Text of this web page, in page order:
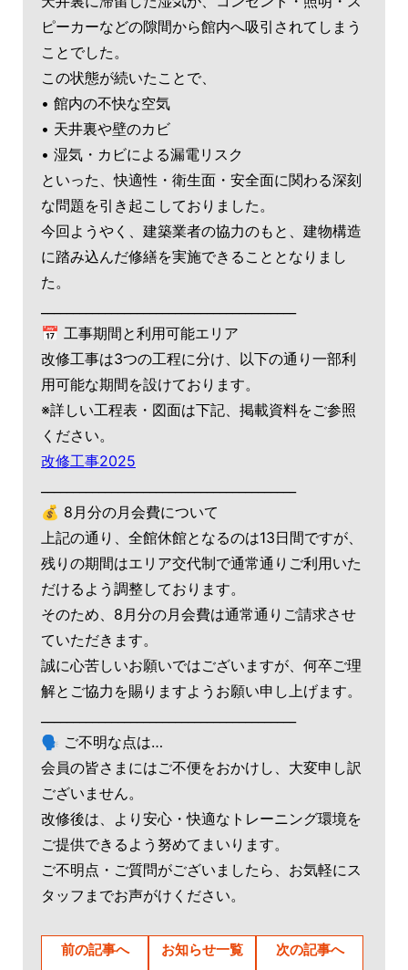
ピーカーなどの隙間から館内へ吸引されてしまう
ことでした。
この状態が続いたことで、
• 館内の不快な空気
• 天井裏や壁のカビ
• 湿気・カビによる漏電リスク
といった、快適性・衛生面・安全面に関わる深刻
な問題を引き起こしておりました。
今回ようやく、建築業者の協力のもと、建物構造
に踏み込んだ修繕を実施できることとなりまし
た。
📅 工事期間と利用可能エリア
改修工事は3つの工程に分け、以下の通り一部利
用可能な期間を設けております。
※詳しい工程表・図面は下記、掲載資料をご参照
ください。
改修工事2025
💰 8月分の月会費について
上記の通り、全館休館となるのは13日間ですが、
残りの期間はエリア交代制で通常通りご利用いた
だけるよう調整しております。
そのため、8月分の月会費は通常通りご請求させ
ていただきます。
誠に心苦しいお願いではございますが、何卒ご理
解とご協力を賜りますようお願い申し上げます。
🗣 ご不明な点は…
会員の皆さまにはご不便をおかけし、大変申し訳
ございません。
改修後は、より安心・快適なトレーニング環境を
ご提供できるよう努めてまいります。
ご不明点・ご質問がございましたら、お気軽にス
タッフまでお声がけください。
前の記事へ お知らせ一覧 次の記事へ